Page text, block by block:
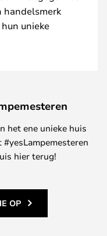
handelsmerk
unieke
het ene unieke huis
hier terug!
OP